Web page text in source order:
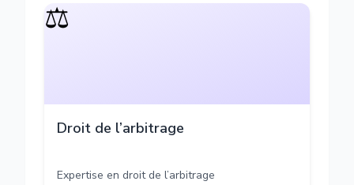
⚖️
Droit de l’arbitrage
Expertise en droit de l’arbitrage